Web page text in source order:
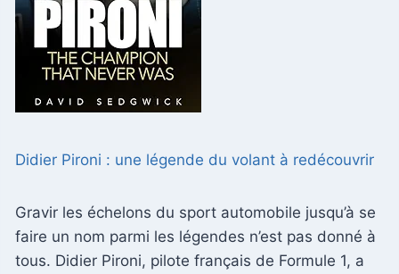
Didier Pironi : une légende du volant à redécouvrir
Gravir les échelons du sport automobile jusqu’à se
faire un nom parmi les légendes n’est pas donné à
tous. Didier Pironi, pilote français de Formule 1, a